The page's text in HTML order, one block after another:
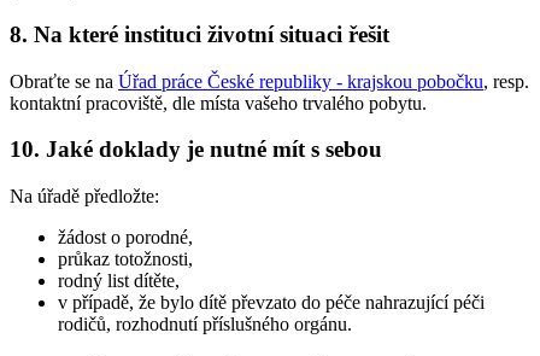
8. Na které instituci životní situaci řešit
Obraťte se na Úřad práce České republiky - krajskou pobočku, resp.
kontaktní pracoviště, dle místa vašeho trvalého pobytu.
10. Jaké doklady je nutné mít s sebou
Na úřadě předložte:
žádost o porodné,
průkaz totožnosti,
rodný list dítěte,
v případě, že bylo dítě převzato do péče nahrazující péči
rodičů, rozhodnutí příslušného orgánu.